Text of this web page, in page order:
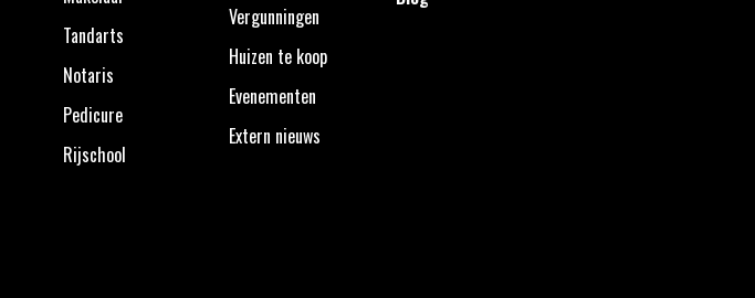
Tandarts
Notaris
Pedicure
Rijschool
Vergunningen
Huizen te koop
Evenementen
Extern nieuws